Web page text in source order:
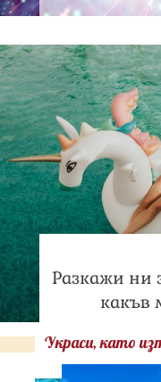
Разкажи ни
какъв
Украси, като